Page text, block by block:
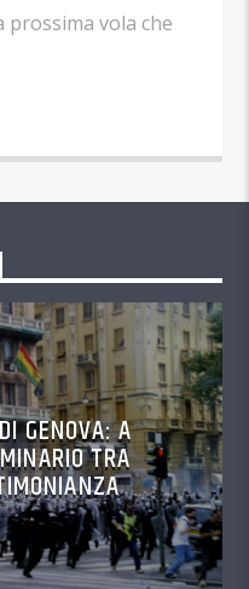
prossima vola che
GENOVA: A
TRA